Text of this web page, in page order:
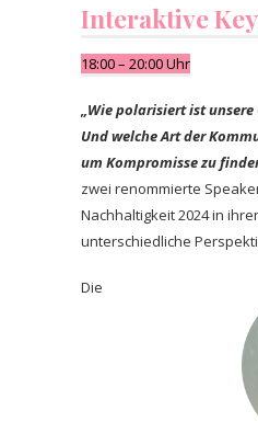
Interaktive
18:00 – 20:00 Uhr
„Wie polarisiert ist
Und welche Art der
um Kompromisse zu
zwei renommierte
Nachhaltigkeit 2024 in
unterschiedliche
Die